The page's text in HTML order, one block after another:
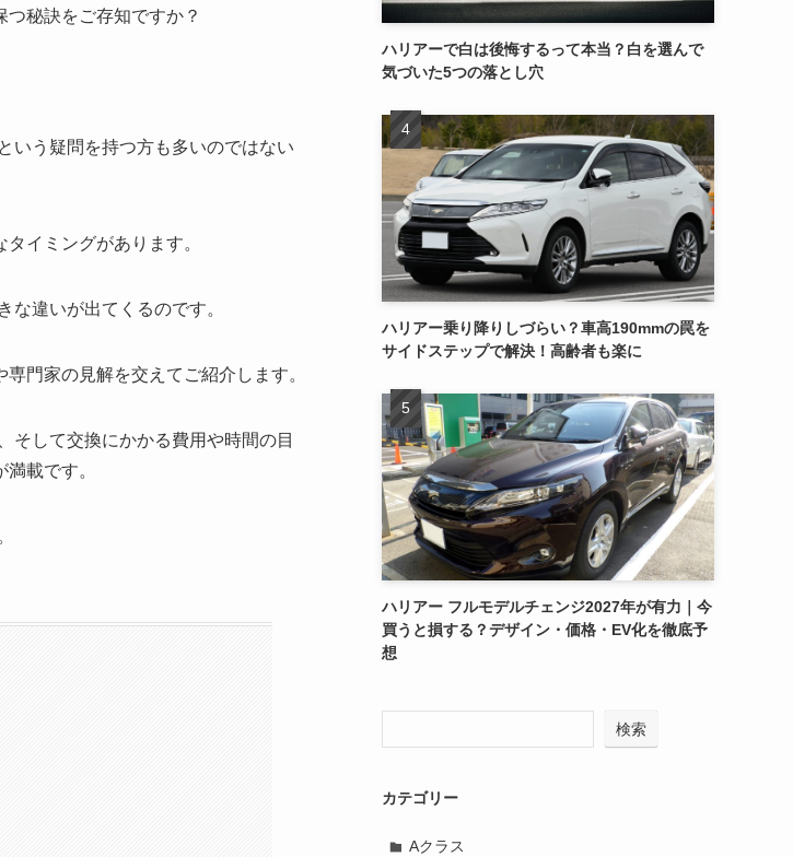
秘訣をご存知ですか？
いう疑問を持つ方も多いのではない
イミングがあります。
な違いが出てくるのです。
門家の見解を交えてご紹介します。
そして交換にかかる費用や時間の目
載です。
ハリアーで白は後悔するって本当？白を選んで
気づいた5つの落とし穴
ハリアー乗り降りしづらい？車高190mmの罠を
サイドステップで解決！高齢者も楽に
ハリアー フルモデルチェンジ2027年が有力｜今
買うと損する？デザイン・価格・EV化を徹底予
想
検索
カテゴリー
Aクラス